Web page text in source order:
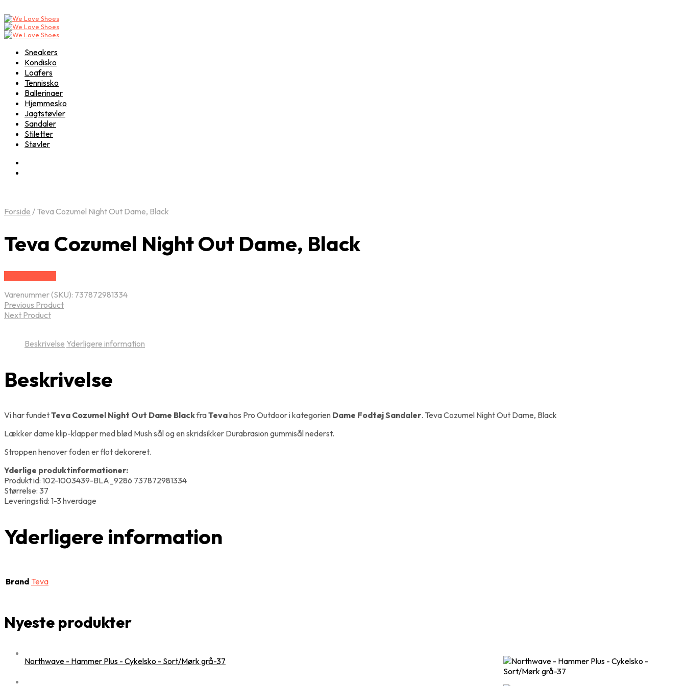
Sneakers
Kondisko
Loafers
Tennissko
Ballerinaer
Hjemmesko
Jagtstøvler
Sandaler
Stiletter
Støvler
Forside / Teva Cozumel Night Out Dame, Black
Teva Cozumel Night Out Dame, Black
Varenummer (SKU): 737872981334
Previous Product
Next Product
Beskrivelse Yderligere information
Beskrivelse
Vi har fundetTeva Cozumel Night Out Dame BlackfraTevahos Pro Outdoor i kategorien Dame Fodtøj Sandaler. Teva Cozumel Night Out Dame, Black
Lækker dame klip-klapper med blød Mush sål og en skridsikker Durabrasion gummisål nederst.
Stroppen henover foden er flot dekoreret.
Yderlige produktinformationer:
Produkt id: 102-1003439-BLA_9286 737872981334
Størrelse: 37
Leveringstid: 1-3 hverdage
Yderligere information
Brand Teva
Nyeste produkter
Northwave - Hammer Plus - Cykelsko - Sort/Mørk grå-37